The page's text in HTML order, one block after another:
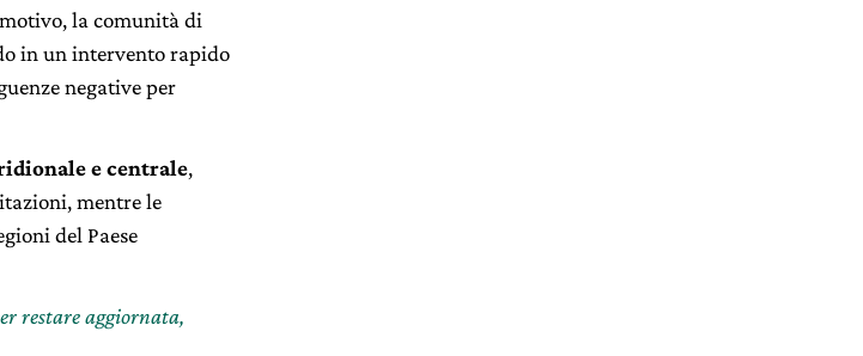
la comunità di
in un intervento rapido
negative per
e centrale,
mentre le
del Paese
restare aggiornata,